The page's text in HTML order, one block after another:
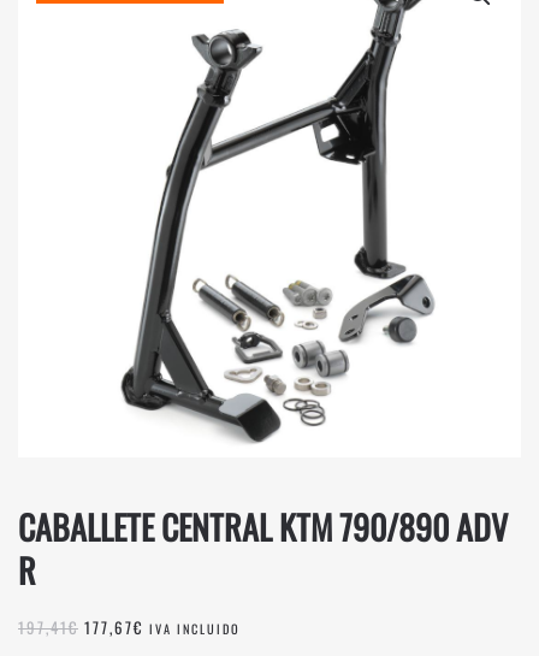
CABALLETE CENTRAL KTM 790/890 ADV
R
197,41€ EL
177,67€ EL
IVA INCLUIDO